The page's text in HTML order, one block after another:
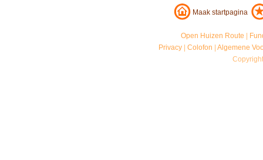
Maak startpagina
Open Huizen Route
Privacy |Colofon |Algemene